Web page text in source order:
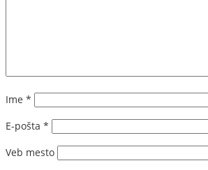
Ime *
E-pošta *
Veb mesto